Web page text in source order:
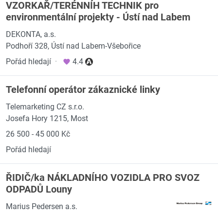
VZORKAŘ/TERÉNNÍH TECHNIK pro
environmentální projekty - Ústí nad Labem
DEKONTA, a.s.
Podhoří 328, Ústí nad Labem-Všebořice
Pořád hledají · 4.4
Telefonní operátor zákaznické linky
Telemarketing CZ s.r.o.
Josefa Hory 1215, Most
26 500 - 45 000 Kč
Pořád hledají
ŘIDIČ/ka NÁKLADNÍHO VOZIDLA PRO SVOZ
ODPADŮ Louny
Marius Pedersen a.s.